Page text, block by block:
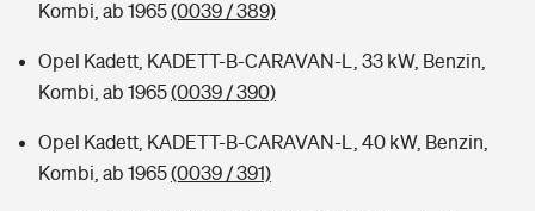
Kombi, ab 1965(0039 / 389)
Opel Kadett, KADETT-B-CARAVAN-L, 33 kW, Benzin,
Kombi, ab 1965(0039 / 390)
Opel Kadett, KADETT-B-CARAVAN-L, 40 kW, Benzin,
Kombi, ab 1965(0039 / 391)